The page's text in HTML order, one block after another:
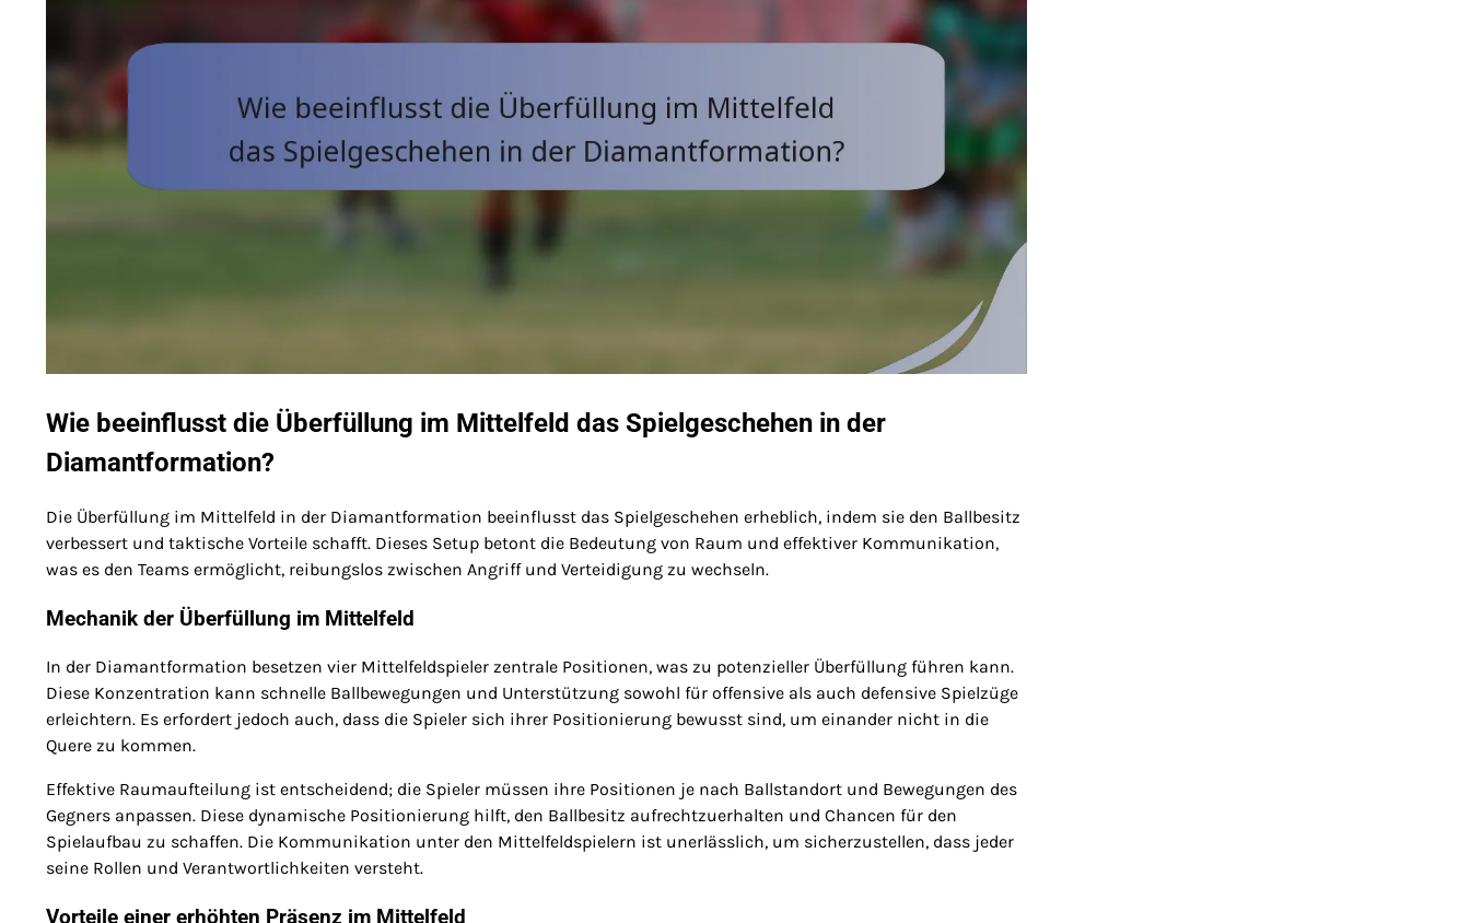
Wie beeinflusst die Überfüllung im Mittelfeld das Spielgeschehen in der
Diamantformation?
Die Überfüllung im Mittelfeld in der Diamantformation beeinflusst das Spielgeschehen erheblich, indem sie den Ballbesitz
verbessert und taktische Vorteile schafft. Dieses Setup betont die Bedeutung von Raum und effektiver Kommunikation,
was es den Teams ermöglicht, reibungslos zwischen Angriff und Verteidigung zu wechseln.
Mechanik der Überfüllung im Mittelfeld
In der Diamantformation besetzen vier Mittelfeldspieler zentrale Positionen, was zu potenzieller Überfüllung führen kann.
Diese Konzentration kann schnelle Ballbewegungen und Unterstützung sowohl für offensive als auch defensive Spielzüge
erleichtern. Es erfordert jedoch auch, dass die Spieler sich ihrer Positionierung bewusst sind, um einander nicht in die
Quere zu kommen.
Effektive Raumaufteilung ist entscheidend; die Spieler müssen ihre Positionen je nach Ballstandort und Bewegungen des
Gegners anpassen. Diese dynamische Positionierung hilft, den Ballbesitz aufrechtzuerhalten und Chancen für den
Spielaufbau zu schaffen. Die Kommunikation unter den Mittelfeldspielern ist unerlässlich, um sicherzustellen, dass jeder
seine Rollen und Verantwortlichkeiten versteht.
Vorteile einer erhöhten Präsenz im Mittelfeld